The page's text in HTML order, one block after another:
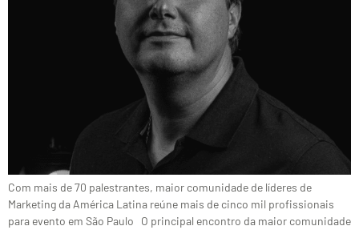
Com mais de 70 palestrantes, maior comunidade de líderes de
Marketing da América Latina reúne mais de cinco mil profissionais
para evento em São Paulo O principal encontro da maior comunidade